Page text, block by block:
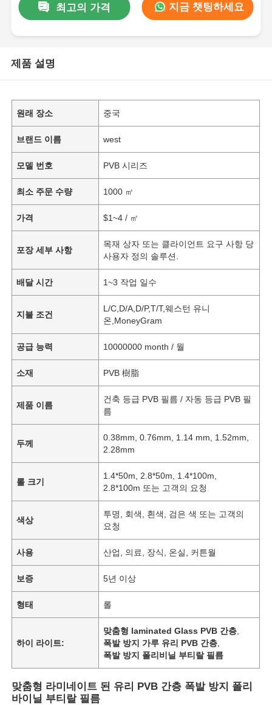
최고의 가격 지금 챗팅하세요
제품 설명
원래 장소 중국
브랜드 이름 west
모델 번호 PVB 시리즈
최소 주문 수량 1000 ㎡
가격 $1~4 / ㎡
포장 세부 사항
목재 상자 또는 클라이언트 요구 사항 당
사용자 정의 솔루션.
배달 시간 1~3 작업 일수
지불 조건
L/C,D/A,D/P,T/T,웨스턴 유니
온,MoneyGram
공급 능력 10000000 month / 월
소재 PVB 樹脂
제품 이름
건축 등급 PVB 필름 / 자동 등급 PVB 필
름
두께
0.38mm, 0.76mm, 1.14 mm, 1.52mm,
2.28mm
롤 크기
1.4*50m, 2.8*50m, 1.4*100m,
2.8*100m 또는 고객의 요청
색상
투명, 회색, 흰색, 검은 색 또는 고객의
요청
사용 산업, 의료, 장식, 온실, 커튼월
보증 5년 이상
형태 롤
하이 라이트:
맞춤형 laminated Glass PVB 간층
폭발 방지 가루 유리 PVB 간층
폭발 방지 폴리비닐 부티랄 필름
맞춤형 라미네이트 된 유리 PVB 간층 폭발 방지 폴리
바이닐 부티랄 필름